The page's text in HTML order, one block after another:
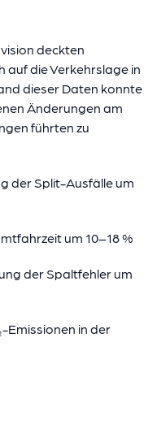
deckten
auf die Verkehrslage in
dieser Daten konnte
Änderungen am
führten zu
der Split-Ausfälle um
um 10–18 %
der Spaltfehler um
Emissionen in der